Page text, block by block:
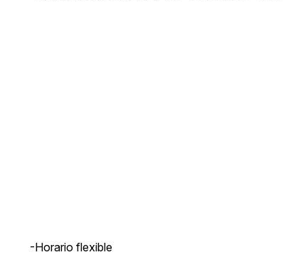
-Horario flexible